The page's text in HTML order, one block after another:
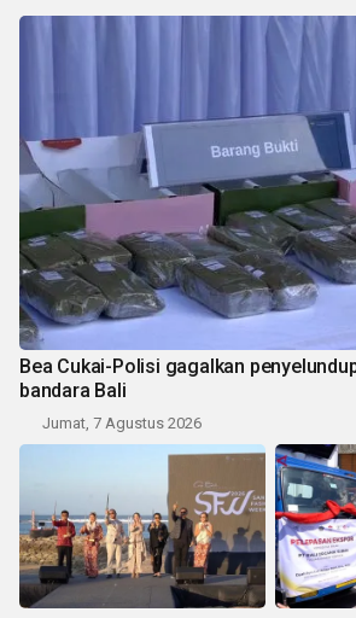
Bea Cukai-Polisi gagalkan
bandara Bali
Jumat, 7 Agustus 2026